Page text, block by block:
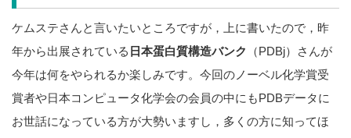
ケムステさんと言いたいところですが，上に書いたので，昨
年から出展されている 日本蛋白質構造バンク
（PDBj）さんが
今年は何をやられるか楽しみです。今回のノーベル化学賞受
賞者や日本コンピュータ化学会の会員の中にもPDBデータに
お世話になっている方が大勢いますし，多くの方に知ってほ